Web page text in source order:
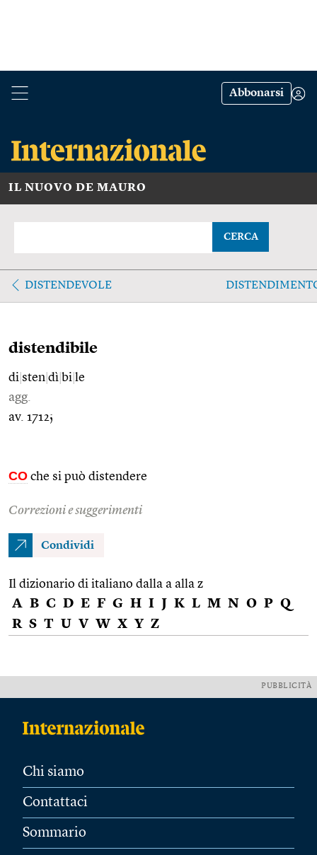
Abbonarsi
IL NUOVO DE MAURO
CERCA
DISTENDEVOLE
distendibile
di sten dì bi le
agg.
av. 1712;
CO che si può distendere
Correzioni e suggerimenti
Condividi
Il dizionario di italiano dalla a alla z
A B C D E F G H I J K L M N O P Q
R S T U V W X Y Z
PUBBLICITÀ
Chi siamo
Contattaci
Sommario